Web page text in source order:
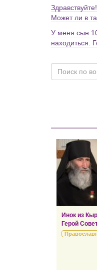
Может ли в
У меня сын
находиться.
Инок из
Герой